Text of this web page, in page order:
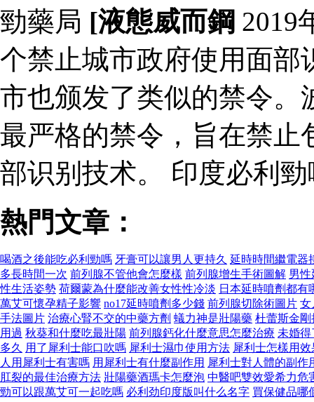
勁藥局 [液態威而鋼 2019
个禁止城市政府使用面部
市也颁发了类似的禁令。
最严格的禁令，旨在禁止
部识别技术。 印度必利
熱門文章：
喝酒之後能吃必利勁嗎 牙膏可以讓男人更持久 延時時間繼電器
多長時間一次 前列腺不管他會怎麼樣 前列腺增生手術圖解 男性
性生活姿勢 荷爾蒙為什麼能改善女性性冷淡 日本延時噴劑都有
萬艾可懷孕精子影響 no17延時噴劑多少錢 前列腺切除術圖片 女
手法圖片 治療心腎不交的中藥方劑 蟻力神是壯陽藥 杜蕾斯金
用過 秋葵和什麼吃最壯陽 前列腺鈣化什麼意思怎麼治療 未婚
多久 用了犀利士能口吹嗎 犀利士濕巾使用方法 犀利士怎樣用
人用犀利士有害嗎 用犀利士有什麼副作用 犀利士對人體的副作
肛裂的最佳治療方法 壯陽藥酒瑪卡怎麼泡 中醫吧雙效愛希力危
勁可以跟萬艾可一起吃嗎 必利劲印度版叫什么名字 買保健品哪